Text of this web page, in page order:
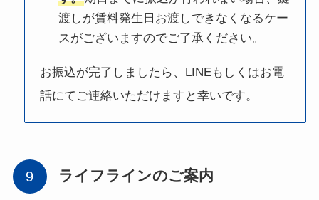
渡しが賃料発生日お渡しできなくなるケー
スがございますのでご了承ください。
お振込が完了しましたら、LINEもしくはお電
話にてご連絡いただけますと幸いです。
ライフラインのご案内